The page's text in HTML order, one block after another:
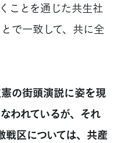
ことを通じた共生社
で一致して、共に全
の街頭演説に姿を現
われているが、それ
戦区については、共産